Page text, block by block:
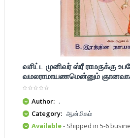
வசிட்ட முனிவர் ஸ்ரீ ராமருக்கு
வமலராமாயணமென்னும்
Author: .
Category: ஆன்மிகம்
Available- Shipped in 5-6